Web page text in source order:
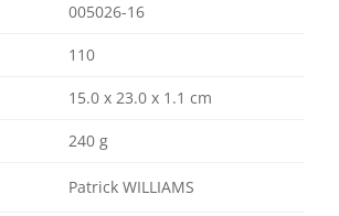
005026-16
110
15.0 x 23.0 x 1.1 cm
240 g
Patrick WILLIAMS